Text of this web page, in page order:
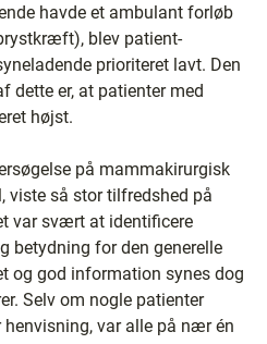
havde et ambulant forløb
blev patient-
prioriteret lavt. Den
dette er, at patienter med
højst.
på mammakirurgisk
viste så stor tilfredshed på
var svært at identificere
betydning for den generelle
og god information synes dog
Selv om nogle patienter
var alle på nær én